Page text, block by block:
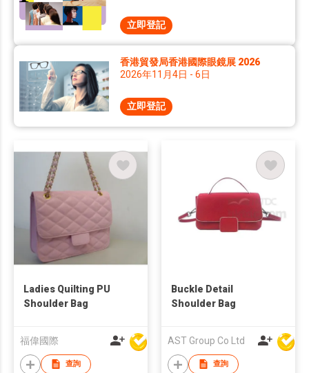
立即登記
香港貿發局香港國際眼鏡展 2026
2026年11月4日 - 6日
立即登記
Ladies Quilting PU
Shoulder Bag
福偉國際
查詢
Buckle Detail
Shoulder Bag
AST Group Co Ltd
查詢